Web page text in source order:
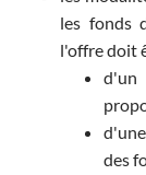
les fonds
l'offre doit
d'un
des